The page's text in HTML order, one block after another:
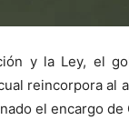
y la Ley, el
reincorpora al
el encargo de